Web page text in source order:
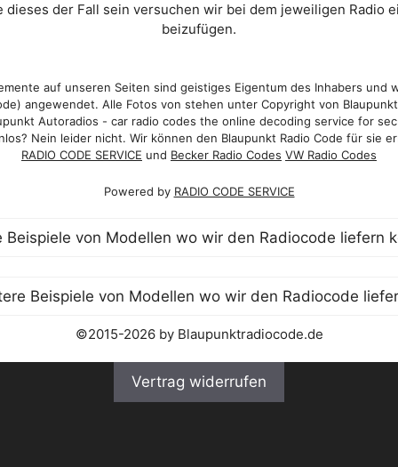
der Fall sein versuchen wir bei dem jeweiligen Radio
beizufügen.
auf unseren Seiten sind geistiges Eigentum des Inhabers und
angewendet. Alle Fotos von stehen unter Copyright von
Autoradios - car radio codes the online decoding service for
Nein leider nicht. Wir können den Blaupunkt Radio Code für sie
RADIO CODE SERVICE und Becker Radio Codes VW Radio Codes
Powered by RADIO CODE SERVICE
©2015-2026 by Blaupunktradiocode.de
Vertrag widerrufen